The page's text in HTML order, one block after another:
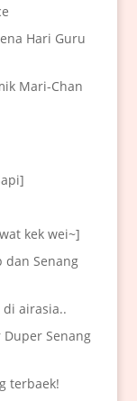
Hari Guru
Mari-Chan
kek wei~]
dan Senang
airasia..
Senang
terbaek!